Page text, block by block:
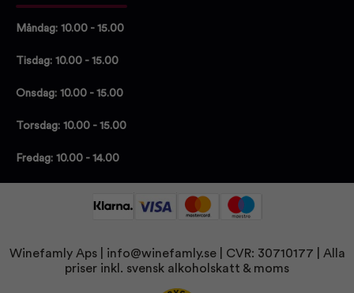
Måndag: 10.00 - 15.00
Tisdag: 10.00 - 15.00
Onsdag: 10.00 - 15.00
Torsdag: 10.00 - 15.00
Fredag: 10.00 - 14.00
Winefamly Aps | info@winefamly.se| CVR: 30710177
| Alla
priser inkl. svensk alkoholskatt & moms